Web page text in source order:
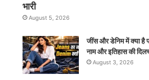
भारी
August 5, 2026
जींस और डेनिम में क्या है
नाम और इतिहास की
August 3, 2026